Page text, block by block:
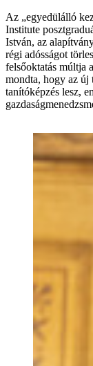
Az „egyedülálló
Institute
István, az
régi adósságot
felsőoktatás múltja
mondta, hogy az új
tanítóképzés lesz,